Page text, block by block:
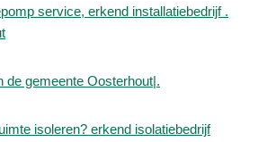
service, erkend installatiebedrijf .
de gemeente Oosterhout|.
isoleren? erkend isolatiebedrijf